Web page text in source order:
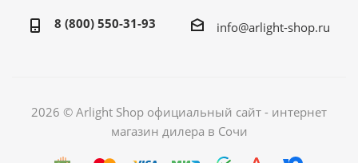
8 (800) 550-31-93 info@arlight-shop.ru
2026 © Arlight Shop официальный сайт - интернет
магазин дилера в Сочи